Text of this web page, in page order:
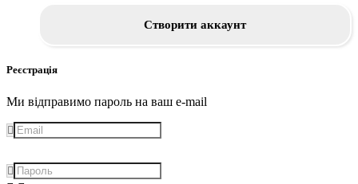
Створити аккаунт
Реєстрація
Ми відправимо пароль на ваш e-mail